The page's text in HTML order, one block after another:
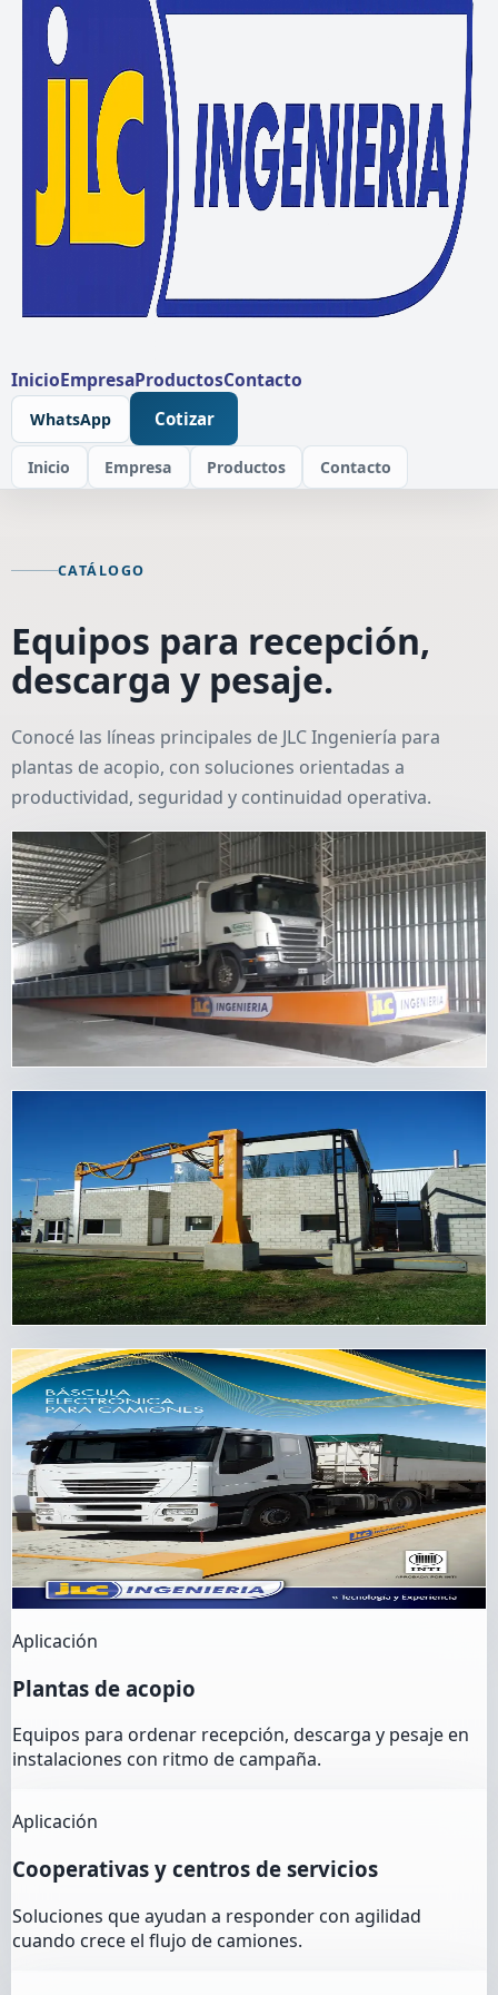
InicioEmpresaProductosContacto
WhatsApp Cotizar
Inicio Empresa Productos Contacto
CATÁLOGO
Equipos para recepción,
descarga y pesaje.
Conocé las líneas principales de JLC Ingeniería para
plantas de acopio, con soluciones orientadas a
productividad, seguridad y continuidad operativa.
Plataformas
Plataformas volcadoras
Descarga ágil y segura para camiones, con estructura
diseñada para trabajo pesado y continuidad operativa.
Ver detalle
Caladores hidráulicos y neumáticos
Muestreo preciso y rápido para recepción de cereales,
con movimientos firmes y operación repetible.
Ver detalle
Básculas
Básculas full electrónicas
Pesaje confiable para ingreso y egreso de camiones,
con lectura estable y construcción preparada para
exigencia industrial.
Ver detalle
Aplicación
Plantas de acopio
Equipos para ordenar recepción, descarga y pesaje en
instalaciones con ritmo de campaña.
Aplicación
Cooperativas y centros de servicios
Soluciones que ayudan a responder con agilidad
cuando crece el flujo de camiones.